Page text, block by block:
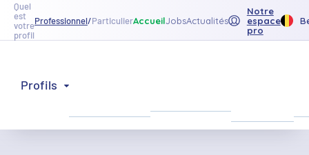
Quel
est
votre
profil
Professionnel/ParticulierAccueilJobsActualités
Notre
espace
pro
Profils
Retour à la liste